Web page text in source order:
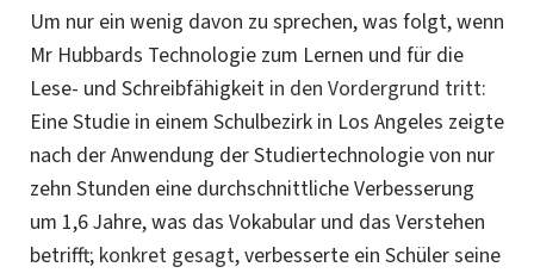
Um nur ein wenig davon zu sprechen, was folgt, wenn
Mr Hubbards Technologie zum Lernen und für die
Lese- und Schreibfähigkeit in den Vordergrund tritt:
Eine Studie in einem Schulbezirk in Los Angeles zeigte
nach der Anwendung der Studiertechnologie von nur
zehn Stunden eine durchschnittliche Verbesserung
um 1,6 Jahre, was das Vokabular und das Verstehen
betrifft; konkret gesagt,verbesserte ein Schüler seine